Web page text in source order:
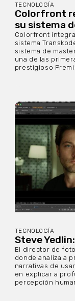
TECNOLOGÍA
Colorfront
su sistema
Colorfront
sistema
sistema de
una de las
prestigioso
TECNOLOGÍA
Steve
El director de
donde analiza a
narrativas de
en explicar a
percepción